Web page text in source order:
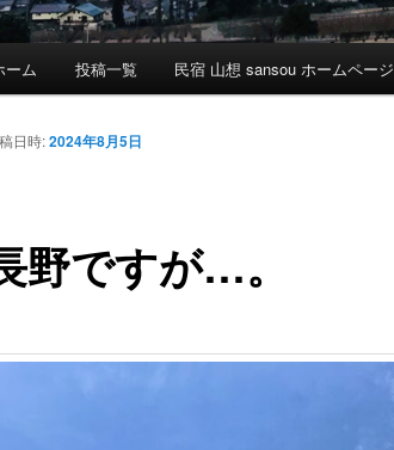
メ
イ
コ
テ
ーム 投稿一覧 民宿 山想 sansou ホームページ
野ですが…。
日時:2024年8月5日